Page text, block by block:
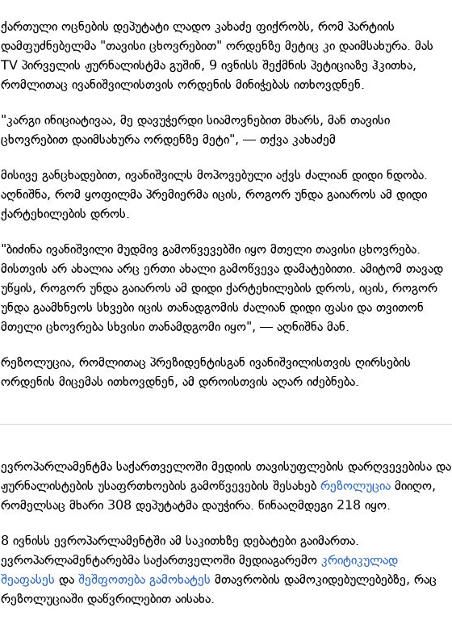
ქართული ოცნების დეპუტატი ლადო კახაძე ფიქრობს, რომ პარტიის
დამფუძნებელმა "თავისი ცხოვრებით" ორდენზე მეტიც კი დაიმსახურა. მას
TV პირველის ჟურნალისტმა გუშინ, 9 ივნისს შექმნის პეტიციაზე ჰკითხა,
რომლითაც ივანიშვილისთვის ორდენის მინიჭებას ითხოვდნენ.
"კარგი ინიციატივაა, მე დავუჭერდი სიამოვნებით მხარს, მან თავისი
ცხოვრებით დაიმსახურა ორდენზე მეტი", — თქვა კახაძემ
მისივე განცხადებით, ივანიშვილს მოპოვებული აქვს ძალიან დიდი ნდობა.
აღნიშნა, რომ ყოფილმა პრემიერმა იცის, როგორ უნდა გაიაროს ამ დიდი
ქარტეხილების დროს.
"ბიძინა ივანიშვილი მუდმივ გამოწვევებში იყო მთელი თავისი ცხოვრება.
მისთვის არ ახალია არც ერთი ახალი გამოწვევა დამატებითი. ამიტომ თავად
უწყის, როგორ უნდა გაიაროს ამ დიდი ქარტეხილების დროს, იცის, როგორ
უნდა გაამხნეოს სხვები იცის თანადგომის ძალიან დიდი ფასი და თვითონ
მთელი ცხოვრება სხვისი თანამდგომი იყო", — აღნიშნა მან.
რეზოლუცია, რომლითაც პრეზიდენტისგან ივანიშვილისთვის ღირსების
ორდენის მიცემას ითხოვდნენ, ამ დროისთვის აღარ იძებნება.
ევროპარლამენტმა საქართველოში მედიის თავისუფლების დარღვევებისა და
ჟურნალისტების უსაფრთხოების გამოწვევების შესახებრეზოლუცია მიიღო,
რომელსაც მხარი 308 დეპუტატმა დაუჭირა. წინააღმდეგი 218 იყო.
8 ივნისს ევროპარლამენტში ამ საკითხზე დებატები გაიმართა.
ევროპარლამენტარებმა საქართველოში მედიაგარემოკრიტიკულად
შეაფასეს დაშეშფოთება გამოხატეს მთავრობის დამოკიდებულებებზე, რაც
რეზოლუციაში დაწვრილებით აისახა.